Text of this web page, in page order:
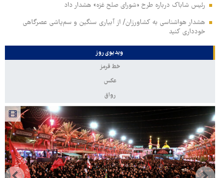
رئیس شاباک درباره طرح «شورای صلح غزه» هشدار داد
هشدار هواشناسی به کشاورزان/ از آبیاری سنگین و سم‌پاشی عصرگاهی
خودداری کنید
ویدیوی روز
خط قرمز
عکس
رواق